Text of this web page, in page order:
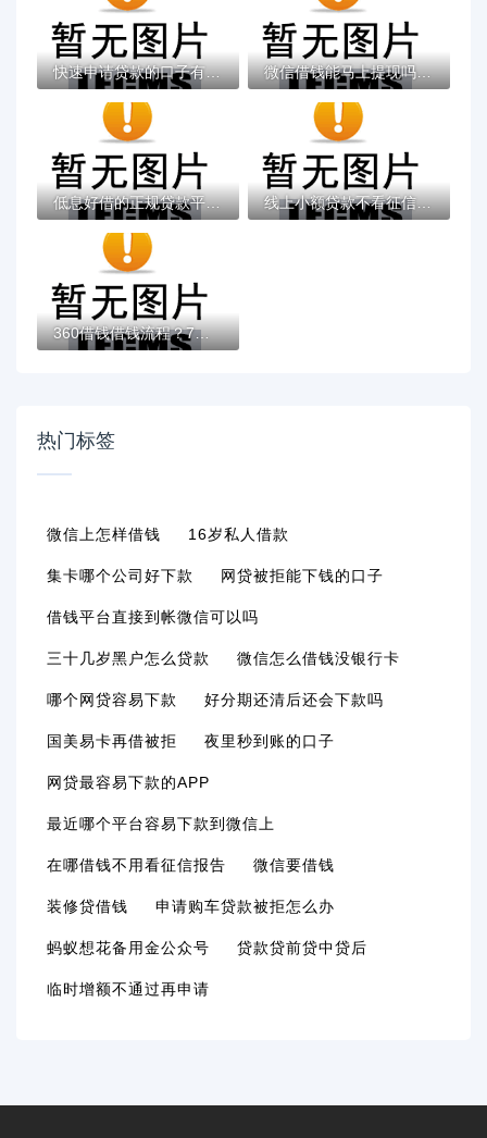
快速申请贷款的口子有哪些？这几个渠道秒批... 微信借钱能马上提现吗？实测5个靠谱平台到账...
低息好借的正规贷款平台有哪些靠谱？实测筛... 线上小额贷款不看征信不看查询的平台？这6个...
360借钱借钱流程？7个支持下款到微信的七天...
热门标签
微信上怎样借钱 16岁私人借款
集卡哪个公司好下款 网贷被拒能下钱的口子
借钱平台直接到帐微信可以吗
三十几岁黑户怎么贷款 微信怎么借钱没银行卡
哪个网贷容易下款 好分期还清后还会下款吗
国美易卡再借被拒 夜里秒到账的口子
网贷最容易下款的APP
最近哪个平台容易下款到微信上
在哪借钱不用看征信报告 微信要借钱
装修贷借钱 申请购车贷款被拒怎么办
蚂蚁想花备用金公众号 贷款贷前贷中贷后
临时增额不通过再申请